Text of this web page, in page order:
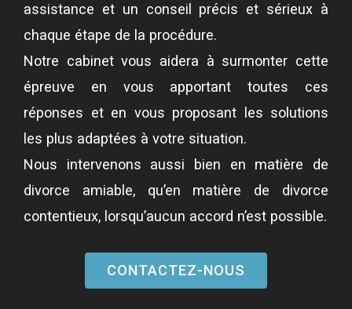
assistance et un conseil précis et sérieux à
chaque étape de la procédure.
Notre cabinet vous aidera à surmonter cette
épreuve en vous apportant toutes ces
réponses et en vous proposant les solutions
les plus adaptées à votre situation.
Nous intervenons aussi bien en matière de
divorce amiable, qu’en matière de divorce
contentieux, lorsqu’aucun accord n’est possible.
CONTACTEZ-NOUS